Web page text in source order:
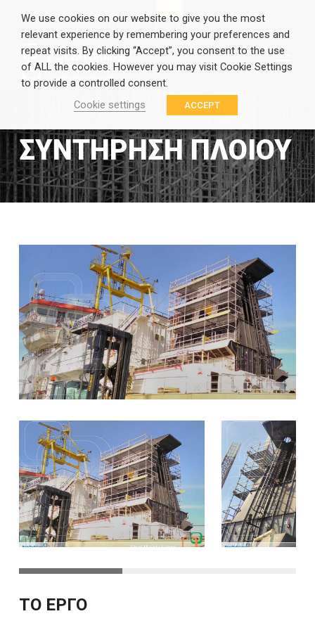
ΣΥΝΤΉΡΗΣΗ ΠΛΟΊΟΥ
ΤΟ ΕΡΓΟ
We use cookies on our website to give you the most
relevant experience by remembering your preferences and
repeat visits. By clicking “Accept”, you consent to the use
of ALL the cookies. However you may visit Cookie Settings
to provide a controlled consent.
Cookie settings
ACCEPT